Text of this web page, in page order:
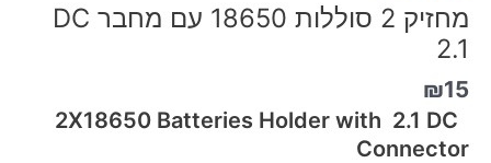
מחזיק 2 סוללות 18650 עם מחבר DC
2.1
₪15
2X18650 Batteries Holder with 2.1 DC
Connector